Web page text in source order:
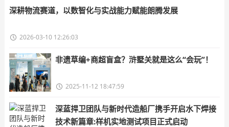
深耕物流赛道，以数智化与实战能力赋能朗腾发展
2026-03-10 12:26:03
非遗草编+商超盲盒？浒墅关就是这么“会玩”！
2025-11-12 18:47:59
深蓝捍卫团队与新时代造船厂携手开启水下焊接
技术新篇章:样机实地测试项目正式启动